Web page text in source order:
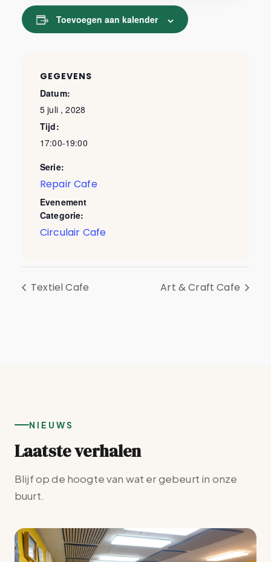
Toevoegen aan kalender
GEGEVENS
Datum:
5 juli , 2028
Tijd:
17:00-19:00
Serie:
Repair Cafe
Evenement
Categorie:
Circulair Cafe
Textiel Cafe Art & Craft Cafe
NIEUWS
Laatste verhalen
Blijf op de hoogte van wat er gebeurt in onze
buurt.